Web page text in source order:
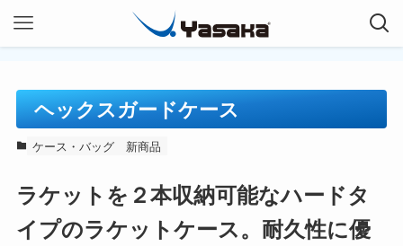
ヘックスガードケース
ケース・バッグ 新商品
ラケットを２本収納可能なハードタ
イプのラケットケース。耐久性に優